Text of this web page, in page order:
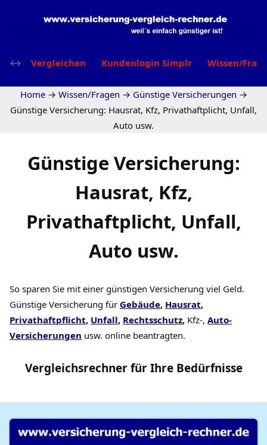
Vergleichen Kundenlogin Simplr Wissen/
Home → Wissen/Fragen → Günstige Versicherungen →
Günstige Versicherung: Hausrat, Kfz, Privathaftplicht, Unfall,
Auto usw.
Günstige Versicherung:
Hausrat, Kfz,
Privathaftplicht, Unfall,
Auto usw.
So sparen Sie mit einer günstigen Versicherung viel Geld.
Günstige Versicherung für Gebäude, Hausrat,
Privathaftpflicht, Unfall, Rechtsschutz, Kfz-, Auto-
Versicherungen usw. online beantragten.
Vergleichsrechnerfür Ihre Bedürfnisse